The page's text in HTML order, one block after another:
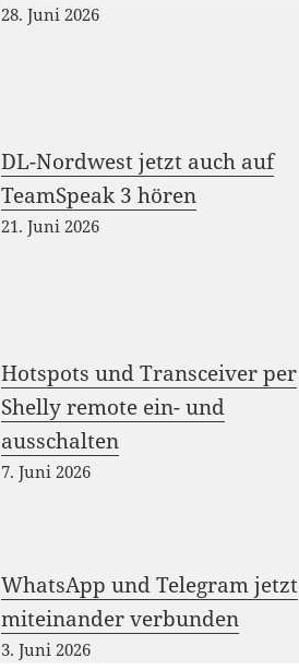
28. Juni 2026
DL-Nordwest jetzt auch auf
TeamSpeak 3 hören
21. Juni 2026
Hotspots und Transceiver per
Shelly remote ein- und
ausschalten
7. Juni 2026
WhatsApp und Telegram jetzt
miteinander verbunden
3. Juni 2026